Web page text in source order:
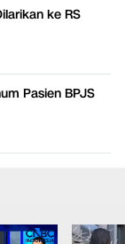
ke RS
Pasien BPJS